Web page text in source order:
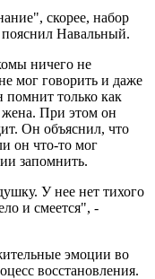
скорее, набор
Навальный.
ничего не
мог говорить и даже
помнит только как
жена. При этом он
Он объяснил, что
он что-то мог
запомнить.
У нее нет тихого
и смеется", -
эмоции во
восстановления.